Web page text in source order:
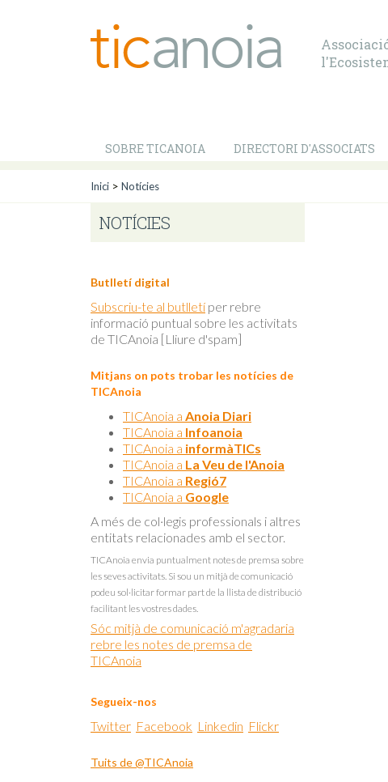
SOBRE TICANOIA DIRECTORI D'ASSOCIATS
Inici > Notícies
NOTÍCIES
Butlletí digital
Subscriu-te al butlletí per rebre
informació puntual sobre les activitats
de TICAnoia [Lliure d'spam]
Mitjans on pots trobar les notícies de
TICAnoia
TICAnoia a Anoia Diari
TICAnoia a Infoanoia
TICAnoia a informàTICs
TICAnoia a La Veu de l'Anoia
TICAnoia a Regió7
TICAnoia a Google
A més de col·legis professionals i altres
entitats relacionades amb el sector.
TICAnoia envia puntualment notes de premsa sobre
les seves activitats. Si sou un mitjà de comunicació
podeu sol·licitar formar part de la llista de distribució
facilitant les vostres dades.
Sóc mitjà de comunicació m'agradaria
rebre les notes de premsa de
TICAnoia
Segueix-nos
Twitter Facebook Linkedin Flickr
Tuits de @TICAnoia